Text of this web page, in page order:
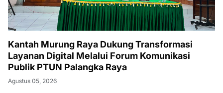
Kantah Murung Raya Dukung Transformasi
Layanan Digital Melalui Forum Komunikasi
Publik PTUN Palangka Raya
Agustus 05, 2026